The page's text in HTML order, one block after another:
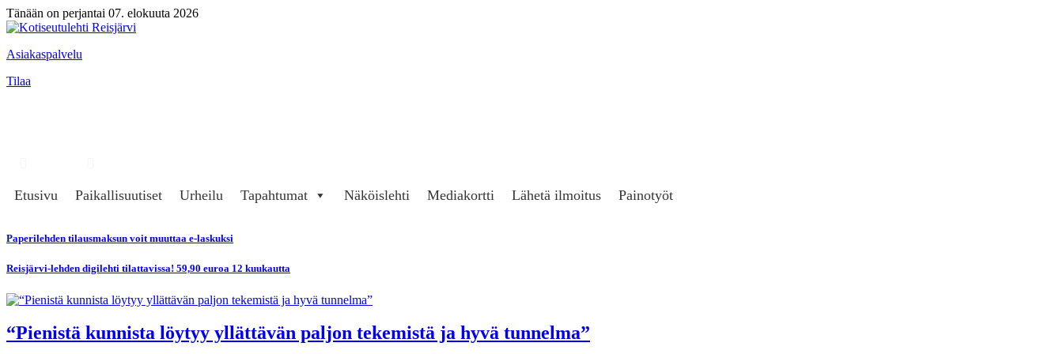
Tänään on perjantai 07. elokuuta 2026
Asiakaspalvelu
Tilaa
Etusivu
Paikallisuutiset Urheilu Tapahtumat Näköislehti Mediakortti Lähetä ilmoitus Painotyöt
Paperilehden tilausmaksun voit muuttaa e-laskuksi
Reisjärvi-lehden digilehti tilattavissa! 59,90 euroa 12 kuukautta
“Pienistä kunnista löytyy yllättävän paljon tekemistä ja hyvä tunnelma”